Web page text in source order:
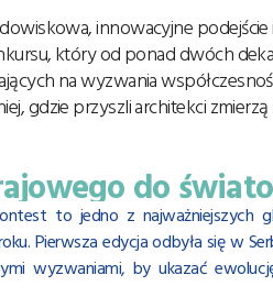
innowacyjne
który od ponad dwóch
na wyzwania
gdzie przyszli architekci
do
to jedno z najważniejszych
Pierwsza edycja odbyła się w
wyzwaniami, by ukazać